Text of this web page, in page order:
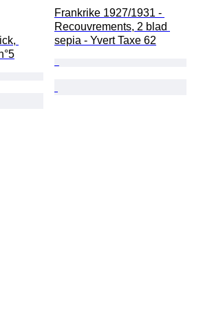
Frankrike 1927/1931 -
Recouvrements, 2 blad
sepia - Yvert Taxe 62